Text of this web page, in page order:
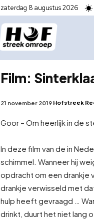
zaterdag 8 augustus 2026
Film:
21 november 2019 Hofstreek
Goor – Om heerlijk in de
In deze film van de in
schimmel. Wanneer hij
opdracht om een drankje
drankje verwisseld met
hulp heeft gevraagd …
drinkt, duurt het niet lang